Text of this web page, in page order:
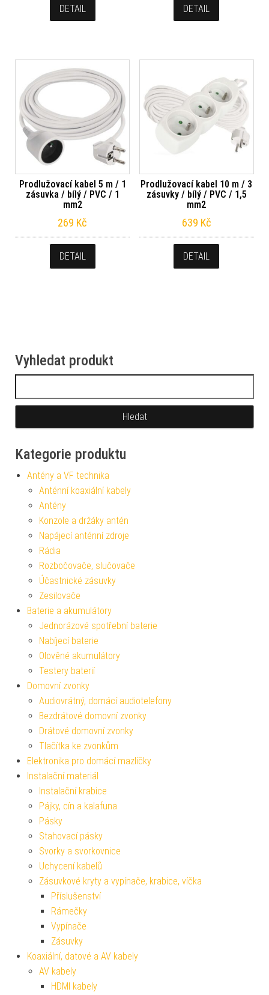
DETAIL DETAIL
Prodlužovací kabel 5 m / 1
zásuvka / bílý / PVC / 1
mm2
269 Kč
DETAIL
Prodlužovací kabel 10 m / 3
zásuvky / bílý / PVC / 1,5
mm2
639 Kč
DETAIL
Vyhledat produkt
Kategorie produktu
Antény a VF technika
Anténní koaxiální kabely
Antény
Konzole a držáky antén
Napájecí anténní zdroje
Rádia
Rozbočovače, slučovače
Účastnické zásuvky
Zesilovače
Baterie a akumulátory
Jednorázové spotřební baterie
Nabíjecí baterie
Olověné akumulátory
Testery baterií
Domovní zvonky
Audiovrátný, domácí audiotelefony
Bezdrátové domovní zvonky
Drátové domovní zvonky
Tlačítka ke zvonkům
Elektronika pro domácí mazlíčky
Instalační materiál
Instalační krabice
Pájky, cín a kalafuna
Pásky
Stahovací pásky
Svorky a svorkovnice
Uchycení kabelů
Zásuvkové kryty a vypínače, krabice, víčka
Příslušenství
Rámečky
Vypínače
Zásuvky
Koaxiální, datové a AV kabely
AV kabely
HDMI kabely